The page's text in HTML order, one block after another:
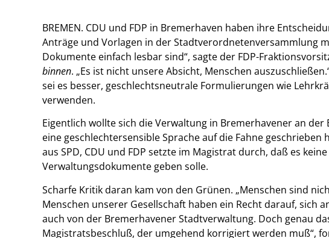
BREMEN. CDU und FDP in Bremerhaven haben ihre
Anträge und Vorlagen in der Stadtverordnetenversammlung
Dokumente einfach lesbar sind“, sagte der FDP-
binnen. „Es ist nicht unsere Absicht, Menschen
sei es besser, geschlechtsneutrale Formulierungen wie
verwenden.
Eigentlich wollte sich die Verwaltung in Bremerhavener an
eine geschlechtersensible Sprache auf die Fahne
aus SPD, CDU und FDP setzte im Magistrat durch, daß es
Verwaltungsdokumente geben solle.
Scharfe Kritik daran kam von den Grünen. „Menschen sind
Menschen unserer Gesellschaft haben ein Recht darauf, sich
auch von der Bremerhavener Stadtverwaltung. Doch genau
Magistratsbeschluß, der umgehend korrigiert werden muß“,